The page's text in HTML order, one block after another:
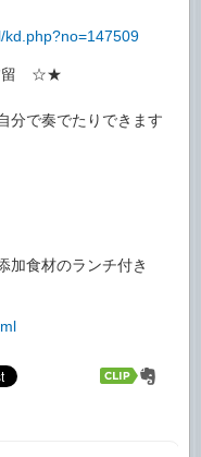
kd.php?no=147509
留 ☆★
分で奏でたりできます
加食材のランチ付き